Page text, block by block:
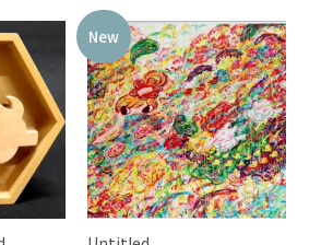
New